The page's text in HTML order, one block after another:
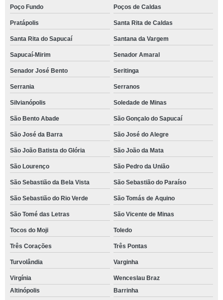
Poço Fundo Poços de Caldas
Pratápolis Santa Rita de Caldas
Santa Rita do Sapucaí Santana da Vargem
Sapucaí-Mirim Senador Amaral
Senador José Bento Seritinga
Serrania Serranos
Silvianópolis Soledade de Minas
São Bento Abade São Gonçalo do Sapucaí
São José da Barra São José do Alegre
São João Batista do Glória São João da Mata
São Lourenço São Pedro da União
São Sebastião da Bela Vista São Sebastião do Paraíso
São Sebastião do Rio Verde São Tomás de Aquino
São Tomé das Letras São Vicente de Minas
Tocos do Moji Toledo
Três Corações Três Pontas
Turvolândia Varginha
Virgínia
Wenceslau Braz
Altinópolis
Barrinha